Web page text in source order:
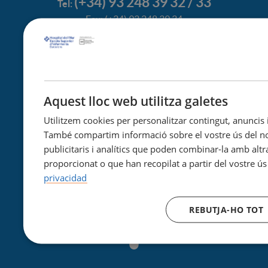
Tel:
Fax: (+34) 93 248 39 34
© Escola Superior d'Infermeria Hospital del Mar
Nota legal
Politica de cookies
Accessibilitat
Aquest lloc web utilitza galetes
Utilitzem cookies per personalitzar contingut,
També compartim informació sobre el vostre ús del
publicitaris i analítics que poden combinar-la amb
proporcionat o que han recopilat a partir del vostre ús
privacidad
REBUTJA-HO TOT